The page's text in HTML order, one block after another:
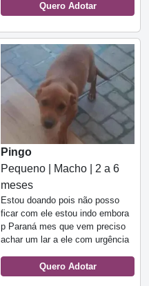
Quero Adotar
Pingo
Pequeno | Macho | 2 a 6
meses
Estou doando pois não posso
ficar com ele estou indo embora
p Paraná mes que vem preciso
achar um lar a ele com urgência
Quero Adotar